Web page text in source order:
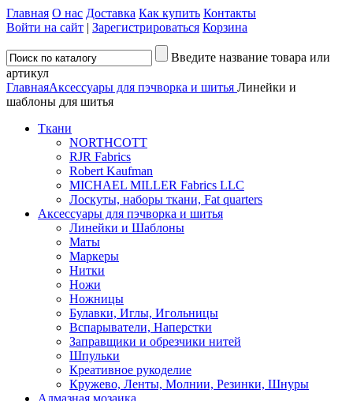
Главная О нас Доставка Как купить Контакты
Войти на сайт | Зарегистрироваться Корзина
Введите название товара или
артикул
ГлавнаяАксессуары для пэчворка и шитья Линейки и
шаблоны для шитья
Ткани
NORTHCOTT
RJR Fabrics
Robert Kaufman
MICHAEL MILLER Fabrics LLC
Лоскуты, наборы ткани, Fat quarters
Аксессуары для пэчворка и шитья
Линейки и Шаблоны
Маты
Маркеры
Нитки
Ножи
Ножницы
Булавки, Иглы, Игольницы
Вспарыватели, Наперстки
Заправщики и обрезчики нитей
Шпульки
Креативное рукоделие
Кружево, Ленты, Молнии, Резинки, Шнуры
Алмазная мозаика